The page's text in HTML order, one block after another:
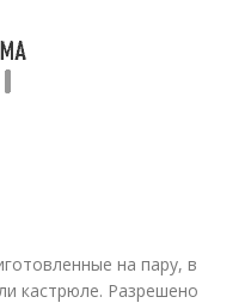
на пару, в
кастрюле. Разрешено